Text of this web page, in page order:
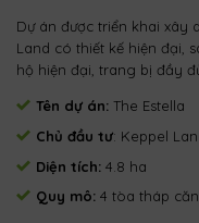
Dự án được triển khai xây
Land có thiết kế hiện đại,
hộ hiện đại, trang bị đầy
Tên dự án: The Estella
Chủ đầu tư: Keppel
Diện tích: 4.8 ha
Quy mô: 4 tòa tháp